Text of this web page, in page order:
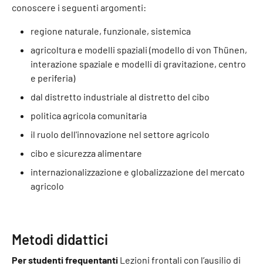
conoscere i seguenti argomenti:
regione naturale, funzionale, sistemica
agricoltura e modelli spaziali (modello di von Thünen,
interazione spaziale e modelli di gravitazione, centro
e periferia)
dal distretto industriale al distretto del cibo
politica agricola comunitaria
il ruolo dell'innovazione nel settore agricolo
cibo e sicurezza alimentare
internazionalizzazione e globalizzazione del mercato
agricolo
Metodi didattici
Per studenti frequentanti Lezioni frontali con l’ausilio di